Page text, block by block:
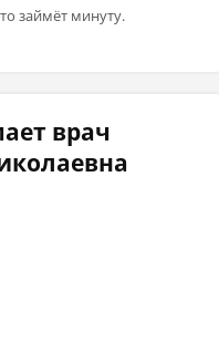
займёт минуту.
врач